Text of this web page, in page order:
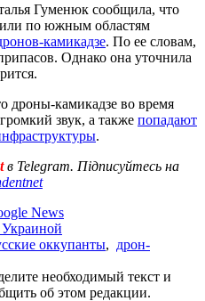
Гуменюк сообщила, что
по южным областям
камикадзе. По ее словам,
Однако она уточнила
дроны-камикадзе во время
звук, а также попадают
.
в Telegram. Підписуйтесь на
News
оккупанты, дрон-
необходимый текст и
об этом редакции.